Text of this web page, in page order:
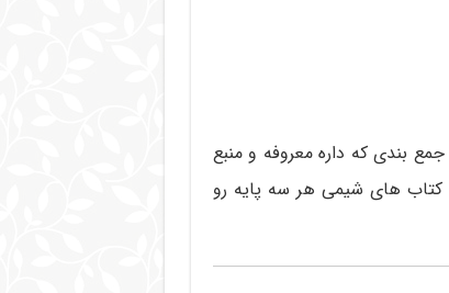
بندی که داره معروفه و منبع
کتاب های شیمی هر سه پایه رو